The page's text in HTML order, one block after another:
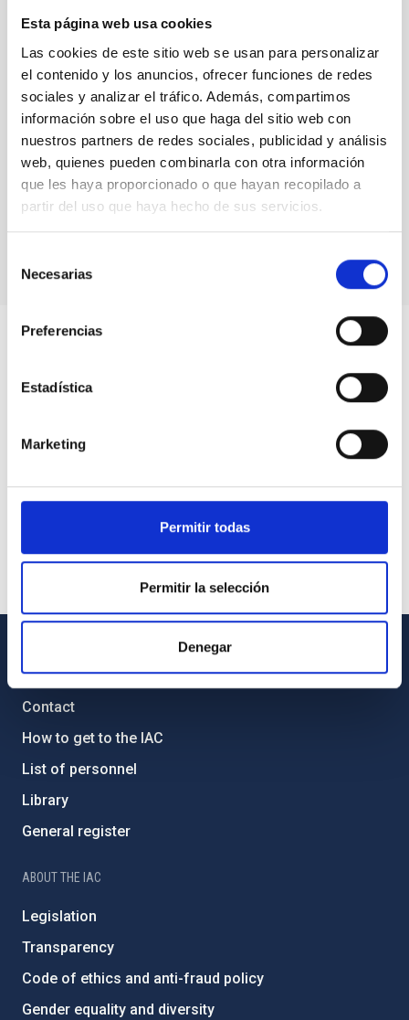
Esta página web usa cookies
Las cookies de este sitio web se usan para personalizar
el contenido y los anuncios, ofrecer funciones de redes
sociales y analizar el tráfico. Además, compartimos
información sobre el uso que haga del sitio web con
nuestros partners de redes sociales, publicidad y análisis
web, quienes pueden combinarla con otra información
que les haya proporcionado o que hayan recopilado a
partir del uso que haya hecho de sus servicios.
Necesarias
Preferencias
Estadística
Marketing
Permitir todas
Permitir la selección
Denegar
Fernando Clavijo en IACTEC
GENERAL INFORMATION
Contact
How to get to the IAC
List of personnel
Library
General register
ABOUT THE IAC
Legislation
Transparency
Code of ethics and anti-fraud policy
Gender equality and diversity